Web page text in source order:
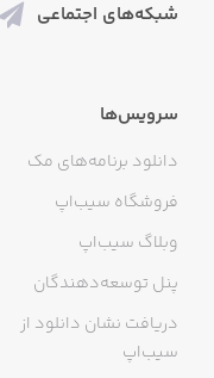
شبکه‌های اجتماعی
سرویس‌ها
دانلود برنامه‌های مک
فروشگاه سیب‌اپ
وبلاگ سیب‌اپ
پنل توسعه‌دهندگان
دریافت نشان دانلود از
سیب‌اپ